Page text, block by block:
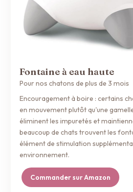
Fontaine à eau haute
Pour nos chatons de plus de 3 mois
Encouragement à boire : certains
en mouvement plutôt qu'une
éliminent les impuretés et
beaucoup de chats trouvent les
élément de stimulation
environnement.
Commander sur Amazon